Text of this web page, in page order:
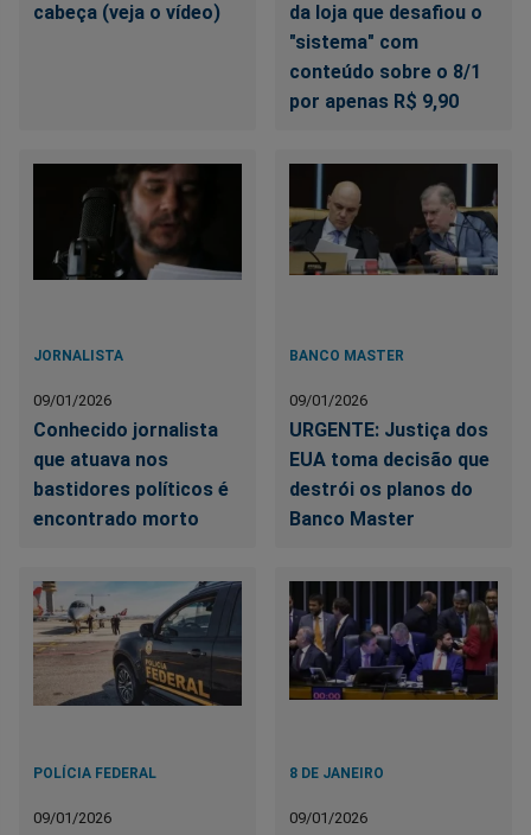
cabeça (veja o vídeo)
da loja que desafiou o
"sistema" com
conteúdo sobre o 8/1
por apenas R$ 9,90
JORNALISTA
09/01/2026
Conhecido jornalista
que atuava nos
bastidores políticos é
encontrado morto
BANCO MASTER
09/01/2026
URGENTE: Justiça dos
EUA toma decisão que
destrói os planos do
Banco Master
POLÍCIA FEDERAL
09/01/2026
8 DE JANEIRO
09/01/2026